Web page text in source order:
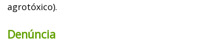
agrotóxico).
Denúncia